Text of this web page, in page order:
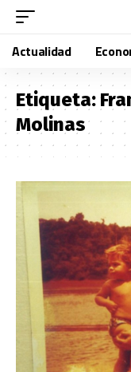
Actualidad
Etiqueta:
Molinas